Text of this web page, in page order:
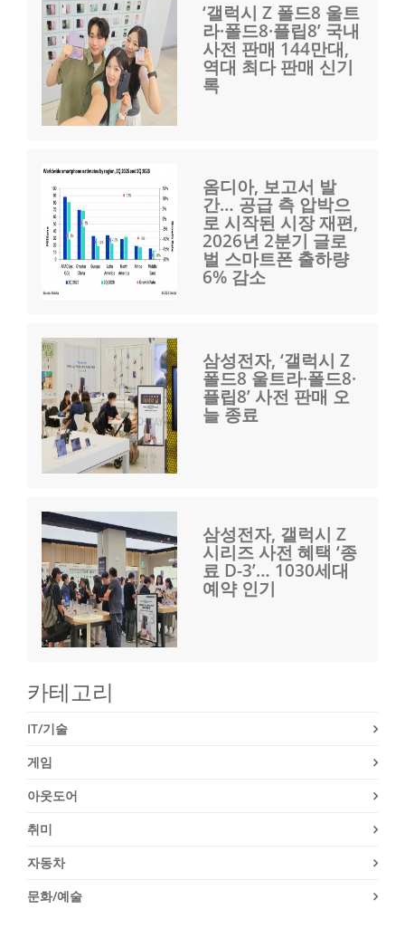
‘갤럭시 Z 폴드8 울트
라·폴드8·플립8’ 국내
사전 판매 144만대,
역대 최다 판매 신기
록
옴디아, 보고서 발
간… 공급 측 압박으
로 시작된 시장 재편,
2026년 2분기 글로
벌 스마트폰 출하량
6% 감소
삼성전자, ‘갤럭시 Z
폴드8 울트라·폴드8·
플립8’ 사전 판매 오
늘 종료
삼성전자, 갤럭시 Z
시리즈 사전 혜택 ‘종
료 D-3’… 1030세대
예약 인기
카테고리
IT/기술
게임
아웃도어
취미
자동차
문화/예술